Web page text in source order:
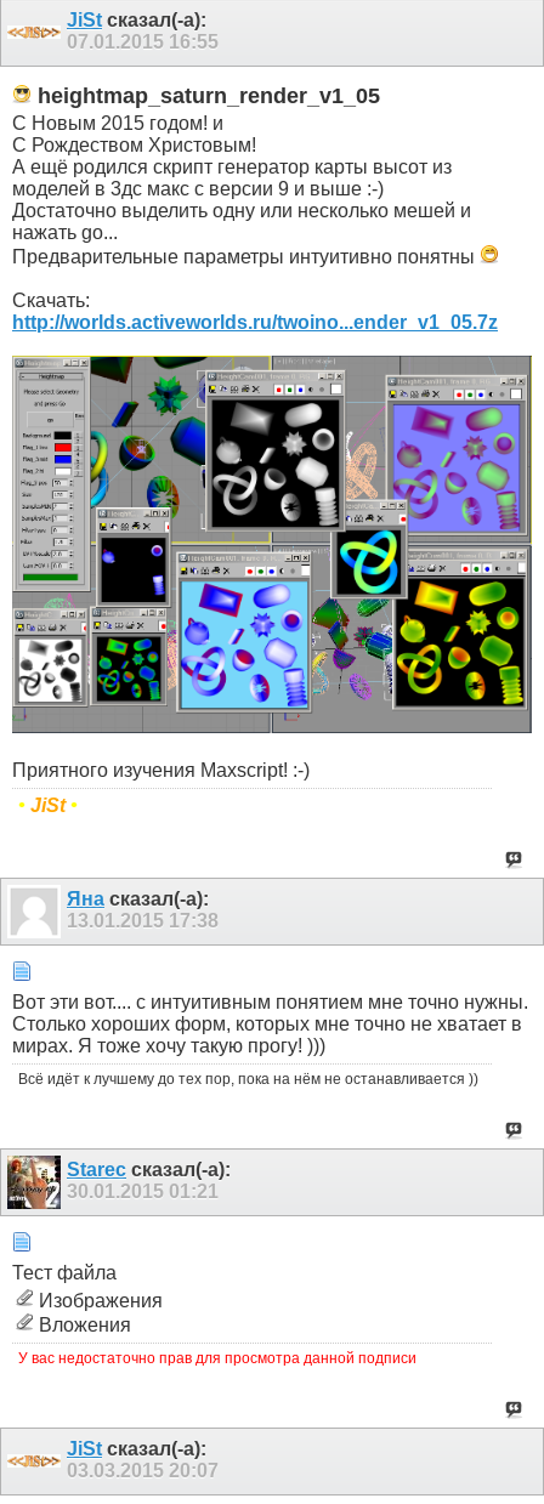
JiSt сказал(-а):
07.01.2015 16:55
heightmap_saturn_render_v1_05
С Новым 2015 годом! и
С Рождеством Христовым!
А ещё родился скрипт генератор карты высот из
моделей в 3дс макс с версии 9 и выше :-)
Достаточно выделить одну или несколько мешей и
нажать go...
Предварительные параметры интуитивно понятны
Скачать:
http://worlds.activeworlds.ru/twoino...ender_v1_05.7z
Приятного изучения Maxscript! :-)
• JiSt•
Яна сказал(-а):
13.01.2015 17:38
Вот эти вот.... с интуитивным понятием мне точно нужны.
Столько хороших форм, которых мне точно не хватает в
мирах. Я тоже хочу такую прогу! )))
Всё идёт к лучшему до тех пор, пока на нём не останавливается ))
Starec сказал(-а):
30.01.2015 01:21
Тест файла
Изображения
Вложения
У вас недостаточно прав для просмотра данной подписи
JiSt сказал(-а):
03.03.2015 20:07